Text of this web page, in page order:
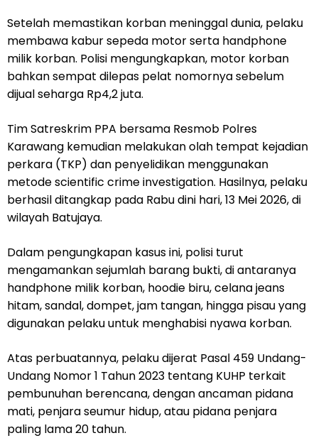
Setelah memastikan korban meninggal dunia, pelaku
membawa kabur sepeda motor serta handphone
milik korban. Polisi mengungkapkan, motor korban
bahkan sempat dilepas pelat nomornya sebelum
dijual seharga Rp4,2 juta.
Tim Satreskrim PPA bersama Resmob Polres
Karawang kemudian melakukan olah tempat kejadian
perkara (TKP) dan penyelidikan menggunakan
metode scientific crime investigation. Hasilnya, pelaku
berhasil ditangkap pada Rabu dini hari, 13 Mei 2026, di
wilayah Batujaya.
Dalam pengungkapan kasus ini, polisi turut
mengamankan sejumlah barang bukti, di antaranya
handphone milik korban, hoodie biru, celana jeans
hitam, sandal, dompet, jam tangan, hingga pisau yang
digunakan pelaku untuk menghabisi nyawa korban.
Atas perbuatannya, pelaku dijerat Pasal 459 Undang-
Undang Nomor 1 Tahun 2023 tentang KUHP terkait
pembunuhan berencana, dengan ancaman pidana
mati, penjara seumur hidup, atau pidana penjara
paling lama 20 tahun.